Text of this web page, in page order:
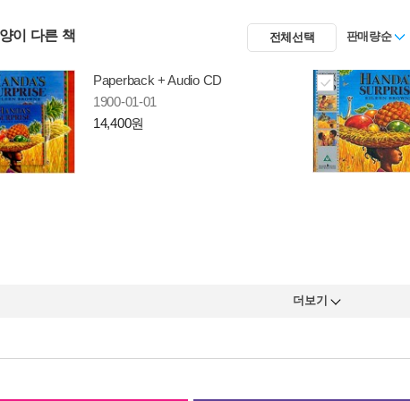
이 다른 책 전체선택 판매량순
Paperback + Audio CD
1900-01-01
14,400원
더보기